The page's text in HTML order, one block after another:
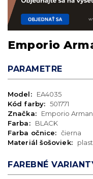
Emporio
PARAMETRE
Model:
EA4035
Kód farby: 501771
Značka:
Emporio
Farba:
BLACK
Farba očnice: čierna
Materiál šošoviek:
plast
FAREBNÉ